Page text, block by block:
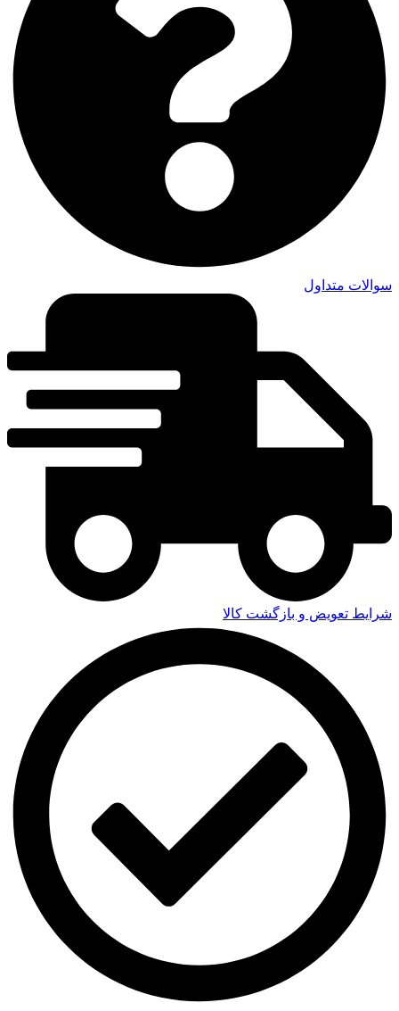
سوالات متداول
شرایط تعویض و بازگشت کالا